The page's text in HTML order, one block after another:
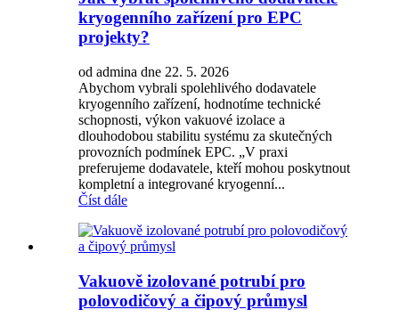
kryogenního zařízení pro EPC
projekty?
od admina dne 22. 5. 2026
Abychom vybrali spolehlivého dodavatele
kryogenního zařízení, hodnotíme technické
schopnosti, výkon vakuové izolace a
dlouhodobou stabilitu systému za skutečných
provozních podmínek EPC. „V praxi
preferujeme dodavatele, kteří mohou poskytnout
kompletní a integrované kryogenní...
Číst dále
Vakuově izolované potrubí pro
polovodičový a čipový průmysl